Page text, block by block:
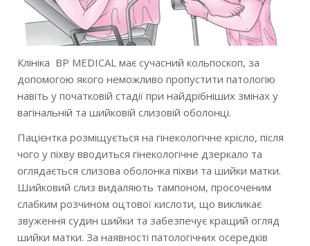
Клініка BP MEDICAL має сучасний кольпоскоп, за
допомогою якого неможливо пропустити патологію
навіть у початковій стадії при найдрібніших змінах у
вагінальній та шийковій слизовій оболонці.
Пацієнтка розміщується на гінекологічне крісло, після
чого у піхву вводиться гінекологічне дзеркало та
оглядається слизова оболонка піхви та шийки матки.
Шийковий слиз видаляють тампоном, просоченим
слабким розчином оцтової кислоти, що викликає
звуження судин шийки та забезпечує кращий огляд
шийки матки. За наявності патологічних осередків